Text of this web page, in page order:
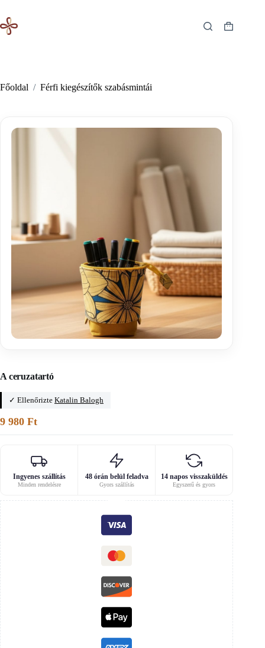
content
Shopping
Főoldal / Férfi kiegészítők szabásmintái
A ceruzatartó
✓ Ellenőrizte Katalin Balogh
9 980 Ft
Ingyenes szállítás
Minden rendelésre
48 órán belül feladva
Gyors szállítás
14 napos visszaküldés
Egyszerű és gyors